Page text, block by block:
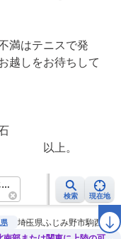
満はテニスで発
越しをお待ちして
。